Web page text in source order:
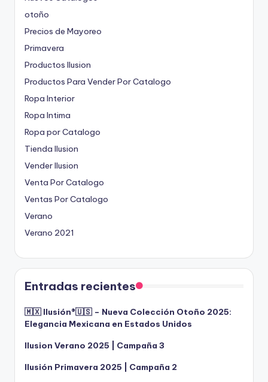
otoño
Precios de Mayoreo
Primavera
Productos Ilusion
Productos Para Vender Por Catalogo
Ropa Interior
Ropa Intima
Ropa por Catalogo
Tienda Ilusion
Vender Ilusion
Venta Por Catalogo
Ventas Por Catalogo
Verano
Verano 2021
Entradas recientes
🇲🇽 Ilusión®️🇺🇸 – Nueva Colección Otoño 2025:
Elegancia Mexicana en Estados Unidos
Ilusion Verano 2025 | Campaña 3
Ilusión Primavera 2025 | Campaña 2